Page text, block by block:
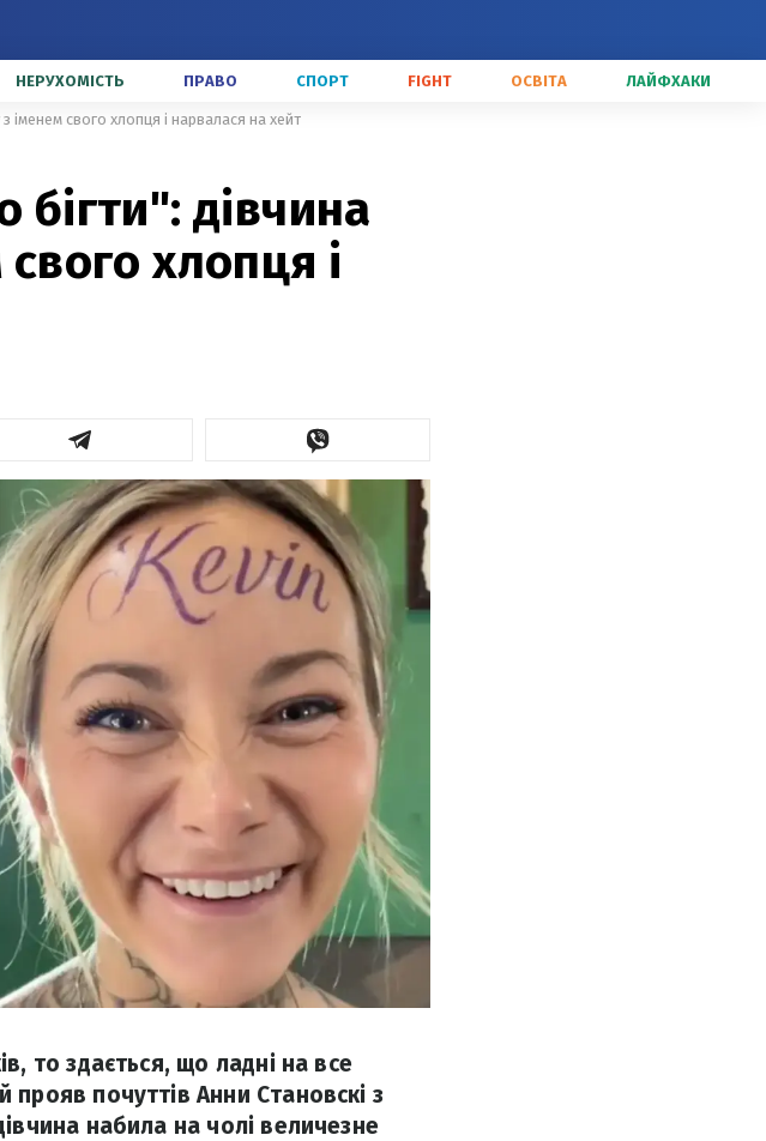
НЕРУХОМІСТЬ ПРАВО СПОРТ FIGHT ОСВІТА ЛАЙФХАКИ
іменем свого хлопця і нарвалася на хейт
дівчина
хлопця і
то здається, що ладні на все
почуттів Анни Становскі з
набила на чолі величезне